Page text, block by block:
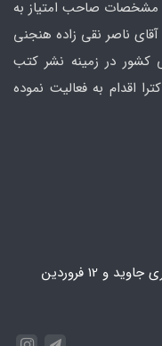
کتابخانه فرهنگ در سال 1378 با مشخصات صاحب امتیاز به
ناصر نقی زاده هنجنی
در زمینه نشر کتب
اقدام به فعالیت نموده
ابتداي خيابان انقلاب حد فاصل منيري جاويد و 12 فروردين